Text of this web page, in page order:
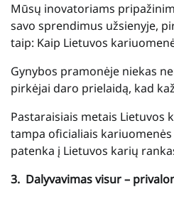
Mūsų inovatoriams
savo sprendimus užsienyje,
taip: Kaip Lietuvos
Gynybos pramonėje niekas
pirkėjai daro prielaidą, kad
Pastaraisiais metais Lietuvos
tampa oficialiais
patenka į Lietuvos karių
3. Dalyvavimas visur –